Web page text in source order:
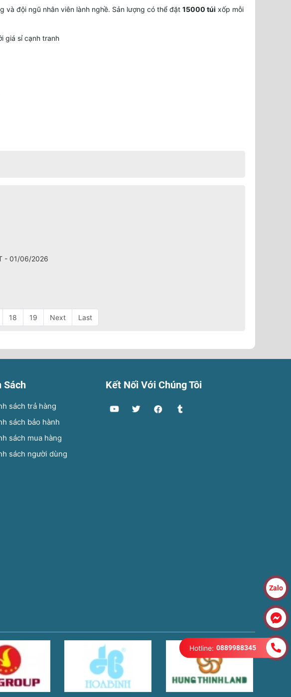
và đội ngũ nhân viên lành nghề. Sản lượng có thể đặt 15000 túi xốp mỗi
giá sỉ cạnh tranh
- 01/06/2026
18 19 Next Last
Sách
sách trả hàng
sách bảo hành
sách mua hàng
sách người dùng
Kết Nối Với Chúng Tôi
Zalo
Hotline: 0889988345